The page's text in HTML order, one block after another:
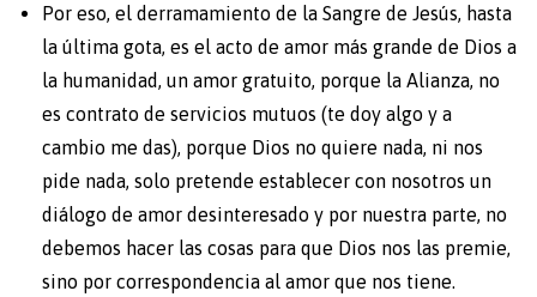
Por eso, el derramamiento de la Sangre de Jesús, hasta
la última gota, es el acto de amor más grande de Dios a
la humanidad, un amor gratuito, porque la Alianza, no
es contrato de servicios mutuos (te doy algo y a
cambio me das), porque Dios no quiere nada, ni nos
pide nada, solo pretende establecer con nosotros un
diálogo de amor desinteresado y por nuestra parte, no
debemos hacer las cosas para que Dios nos las premie,
sino por correspondencia al amor que nos tiene.